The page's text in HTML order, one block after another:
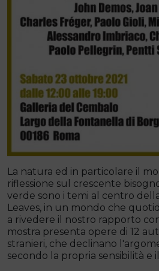
La natura ed in particolare il
riflessione sul crescente
verde sono i temi al centro
Leaves, in un mondo che
a rivedere il nostro rapporto
mostra presenta opere di 12
stranieri, che declinano
secondo la propria sensibilità e